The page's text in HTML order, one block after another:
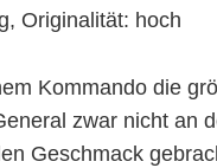
Originalität: hoch
Kommando die
zwar nicht an
Geschmack